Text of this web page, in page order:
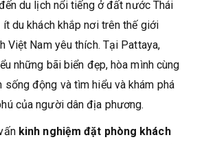
du lịch nổi tiếng ở đất nước Thái
du khách khắp nơi trên thế giới
Việt Nam yêu thích. Tại Pattaya,
những bãi biển đẹp, hòa mình cùng
sống động và tìm hiểu và khám phá
của người dân địa phương.
kinh nghiệm đặt phòng khách